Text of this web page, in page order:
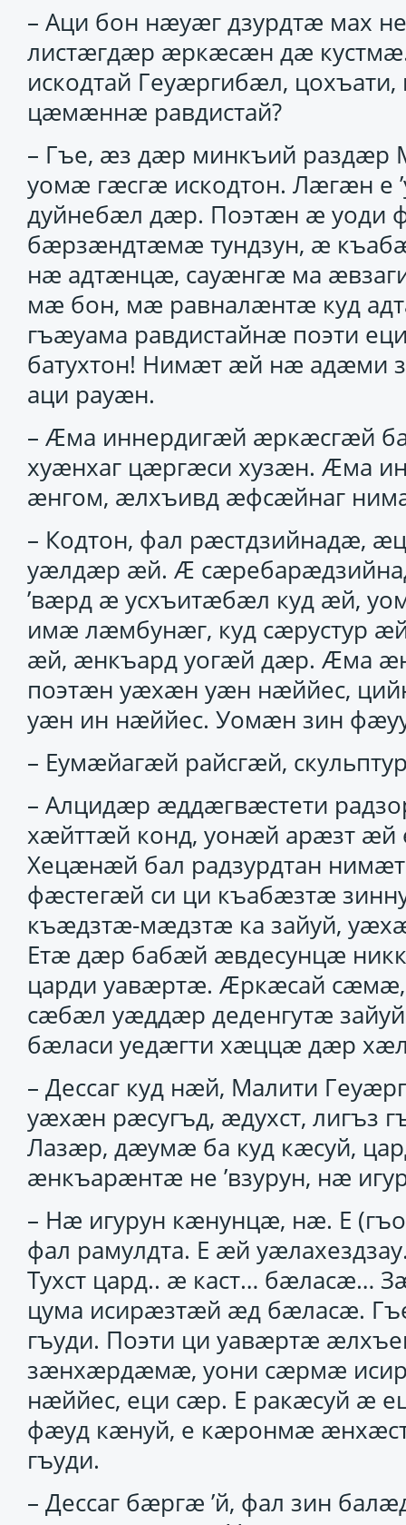
– Аци бон нӕуӕг дзурдтӕ мах
листӕгдӕр ӕркӕсӕн дӕ
искодтай Геуӕргибӕл,
цӕмӕннӕ равдистай?
– Гъе, ӕз дӕр минкъий раздӕр
уомӕ гӕсгӕ искодтон. Лӕгӕн
дуйнебӕл дӕр. Поэтӕн ӕ
бӕрзӕндтӕмӕ тундзун, ӕ
нӕ адтӕнцӕ, сауӕнгӕ ма
мӕ бон, мӕ равналӕнтӕ куд
гъӕуама равдистайнӕ поэти
батухтон! Нимӕт ӕй нӕ адӕми
аци рауӕн.
– Ӕма иннердигӕй ӕркӕсгӕй
хуӕнхаг цӕргӕси хузӕн. Ӕма
ӕнгом, ӕлхъивд ӕфсӕйнаг
– Кодтон, фал рӕстдзийнадӕ,
уӕлдӕр ӕй. Ӕ
’вӕрд ӕ усхъитӕбӕл куд ӕй,
имӕ лӕмбунӕг, куд сӕрустур
ӕй, ӕнкъард уогӕй дӕр. Ӕма
поэтӕн уӕхӕн уӕн нӕййес,
уӕн ин нӕййес. Уомӕн зин
– Еумӕйагӕй райсгӕй,
– Алцидӕр ӕддӕгвӕстети
хӕйттӕй конд, уонӕй арӕзт ӕй
Хецӕнӕй бал радзурдтан
фӕстегӕй си ци къабӕзтӕ
къӕдзтӕ-мӕдзтӕ ка зайуй,
Етӕ дӕр бабӕй ӕвдесунцӕ
царди уавӕртӕ. Ӕркӕсай
сӕбӕл уӕддӕр деденгутӕ
бӕласи уедӕгти хӕццӕ дӕр
– Дессаг куд нӕй, Малити
уӕхӕн рӕсугъд, ӕдухст, лигъз
Лазӕр, дӕумӕ ба куд кӕсуй,
ӕнкъарӕнтӕ не ’взурун, нӕ
– Нӕ игурун кӕнунцӕ, нӕ. Е
фал рамулдта. Е ӕй
Тухст цард.. ӕ каст… бӕласӕ…
цума исирӕзтӕй ӕд бӕласӕ.
гъуди. Поэти ци уавӕртӕ
зӕнхӕрдӕмӕ, уони сӕрмӕ
нӕййес, еци сӕр. Е ракӕсуй ӕ
фӕуд кӕнуй, е кӕронмӕ ӕнхӕст
гъуди.
– Дессаг бӕргӕ ’й, фал зин